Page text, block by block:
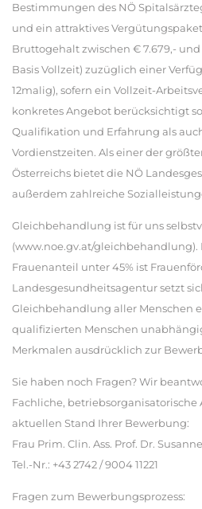
Bestimmungen des NÖ
und ein attraktives
Bruttogehalt zwischen € 7.679,- und
Basis Vollzeit) zuzüglich einer
12malig), sofern ein Vollzeit-
konkretes Angebot berücksichtigt
Qualifikation und Erfahrung als
Vordienstzeiten. Als einer der
Österreichs bietet die NÖ
außerdem zahlreiche
Gleichbehandlung ist für uns
(www.noe.gv.at/
Frauenanteil unter 45% ist
Landesgesundheitsagentur setzt
Gleichbehandlung aller Menschen
qualifizierten Menschen
Merkmalen ausdrücklich zur
Sie haben noch Fragen? Wir
Fachliche, betriebsorganisatorische
aktuellen Stand Ihrer Bewerbung:
Frau Prim. Clin. Ass. Prof. Dr.
Tel.-Nr.: +43 2742 / 9004 11221
Fragen zum Bewerbungsprozess: